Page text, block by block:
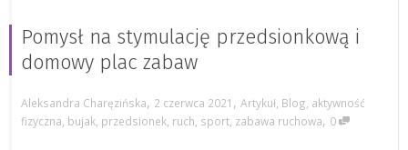
Pomysł na stymulację przedsionkową i
domowy plac zabaw
Aleksandra Charęzińska, 2 czerwca 2021 , Artykuł Blog aktywność
fizyczna bujak przedsionek ruch sport zabawa ruchowa, 0